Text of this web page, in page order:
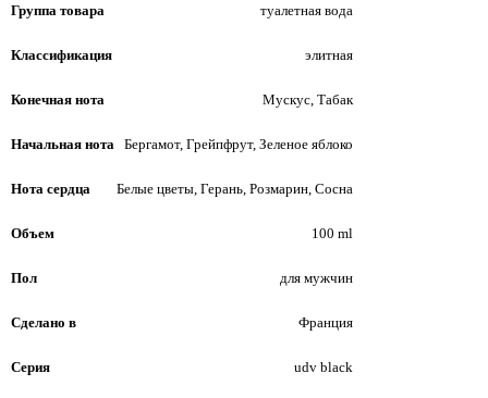
Группа товара туалетная вода
Классификация элитная
Конечная нота Мускус, Табак
Начальная нота Бергамот, Грейпфрут, Зеленое яблоко
Нота сердца Белые цветы, Герань, Розмарин, Сосна
Объем 100 ml
Пол для мужчин
Сделано в Франция
Серия udv black